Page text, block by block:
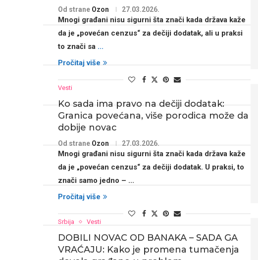
Od strane Ozon 27.03.2026.
Mnogi građani nisu sigurni šta znači kada država kaže
da je „povećan cenzus“ za dečiji dodatak, ali u praksi
to znači sa ...
Pročitaj više
Vesti
Ko sada ima pravo na dečiji dodatak:
Granica povećana, više porodica može da
dobije novac
Od straneOzon 27.03.2026.
Mnogi građani nisu sigurni šta znači kada država kaže
da je „povećan cenzus“ za dečiji dodatak. U praksi, to
znači samo jedno – ...
Pročitaj više
Srbija Vesti
DOBILI NOVAC OD BANAKA – SADA GA
VRAĆAJU: Kako je promena tumačenja